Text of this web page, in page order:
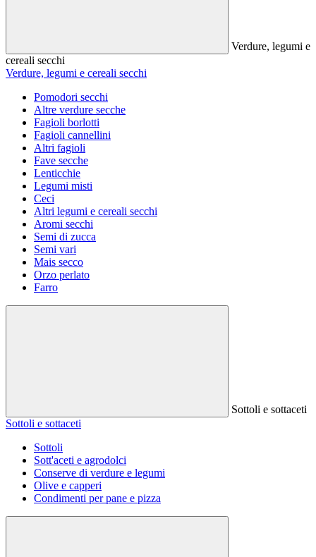
Verdure, legumi e
cereali secchi
Verdure, legumi e cereali secchi
Pomodori secchi
Altre verdure secche
Fagioli borlotti
Fagioli cannellini
Altri fagioli
Fave secche
Lenticchie
Legumi misti
Ceci
Altri legumi e cereali secchi
Aromi secchi
Semi di zucca
Semi vari
Mais secco
Orzo perlato
Farro
Sottoli e sottaceti
Sottoli e sottaceti
Sottoli
Sott'aceti e agrodolci
Conserve di verdure e legumi
Olive e capperi
Condimenti per pane e pizza